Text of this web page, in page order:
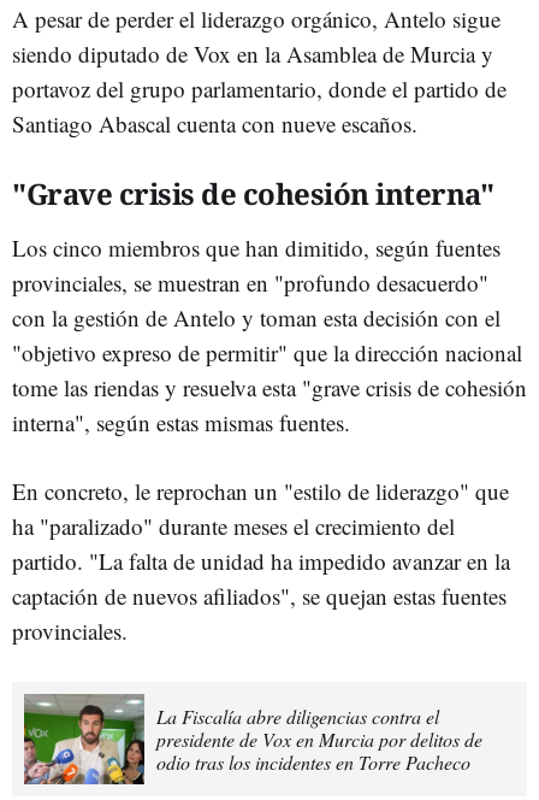
A pesar de perder el liderazgo orgánico, Antelo sigue
siendo diputado de Vox en la Asamblea de Murcia y
portavoz del grupo parlamentario, donde el partido de
Santiago Abascal cuenta con nueve escaños.
"Grave crisis de cohesión interna"
Los cinco miembros que han dimitido, según fuentes
provinciales, se muestran en "profundo desacuerdo"
con la gestión de Antelo y toman esta decisión con el
"objetivo expreso de permitir" que la dirección nacional
tome las riendas y resuelva esta "grave crisis de cohesión
interna", según estas mismas fuentes.
En concreto, le reprochan un "estilo de liderazgo" que
ha "paralizado" durante meses el crecimiento del
partido. "La falta de unidad ha impedido avanzar en la
captación de nuevos afiliados", se quejan estas fuentes
provinciales.
La Fiscalía abre diligencias contra el
presidente de Vox en Murcia por delitos de
odio tras los incidentes en Torre Pacheco